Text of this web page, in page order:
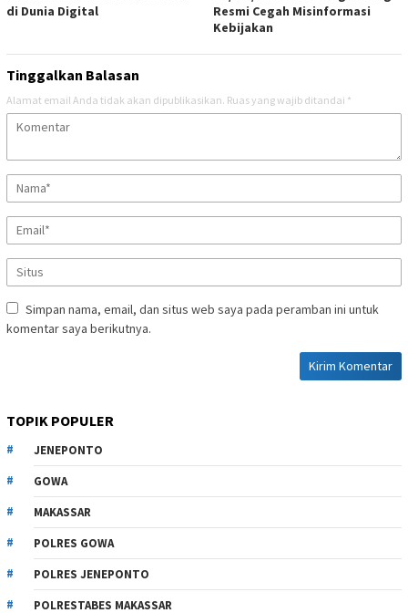
di Dunia Digital
Resmi Cegah Misinformasi
Kebijakan
Tinggalkan Balasan
Alamat email Anda tidak akan dipublikasikan. Ruas yang wajib ditandai *
Simpan nama, email, dan situs web saya pada peramban ini untuk
komentar saya berikutnya.
TOPIK POPULER
JENEPONTO
GOWA
MAKASSAR
POLRES GOWA
POLRES JENEPONTO
POLRESTABES MAKASSAR